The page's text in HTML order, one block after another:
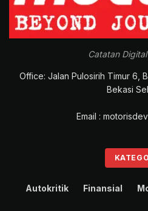
Catatan
Office: Jalan Pulosirih Timur 6,
Bekasi
Email :
Autokritik Finansial